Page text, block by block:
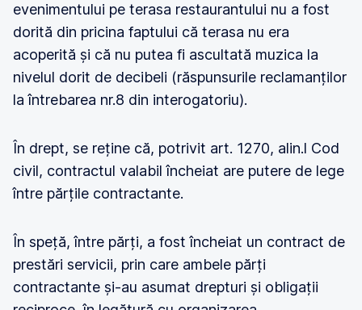
evenimentului pe terasa restaurantului nu a fost
dorită din pricina faptului că terasa nu era
acoperită și că nu putea fi ascultată muzica la
nivelul dorit de decibeli (răspunsurile reclamanților
la întrebarea nr.8 din interogatoriu).
În drept, se reține că, potrivit art. 1270, alin.l Cod
civil, contractul valabil încheiat are putere de lege
între părțile contractante.
În speță, între părți, a fost încheiat un contract de
prestări servicii, prin care ambele părți
contractante și-au asumat drepturi și obligații